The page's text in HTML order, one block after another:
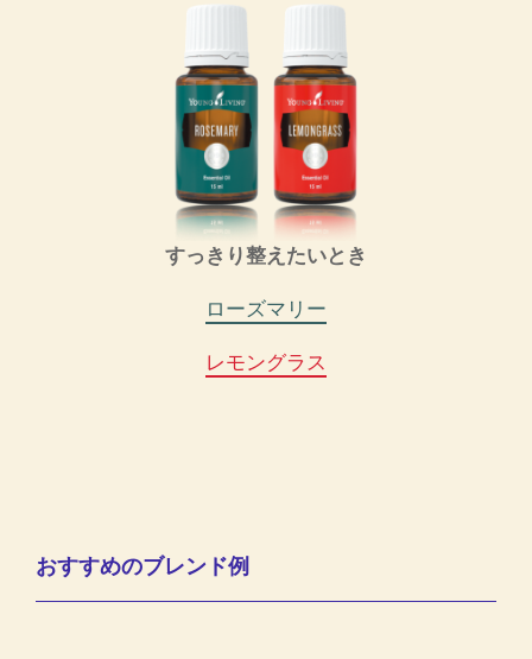
すっきり整えたいとき
ローズマリー
レモングラス
おすすめのブレンド例